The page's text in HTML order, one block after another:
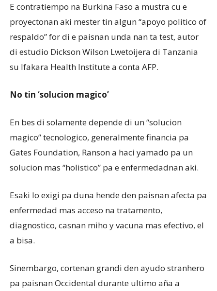
E contratiempo na Burkina Faso a mustra cu e
proyectonan aki mester tin algun “apoyo politico of
respaldo” for di e paisnan unda nan ta test, autor
di estudio Dickson Wilson Lwetoijera di Tanzania
su Ifakara Health Institute a conta AFP.
No tin ‘solucion magico’
En bes di solamente depende di un “solucion
magico” tecnologico, generalmente financia pa
Gates Foundation, Ranson a haci yamado pa un
solucion mas “holistico” pa e enfermedadnan aki.
Esaki lo exigi pa duna hende den paisnan afecta pa
enfermedad mas acceso na tratamento,
diagnostico, casnan miho y vacuna mas efectivo, el
a bisa.
Sinembargo, cortenan grandi den ayudo stranhero
pa paisnan Occidental durante ultimo aña a